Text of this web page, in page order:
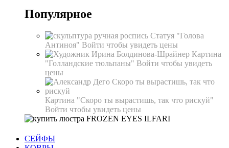
Популярное
Статуя "Голова
Антиноя" Войти чтобы увидеть цены
Картина
"Голландские тюльпаны" Войти чтобы увидеть
цены
Картина "Скоро ты вырастишь, так что рискуй"
Войти чтобы увидеть цены
СЕЙФЫ